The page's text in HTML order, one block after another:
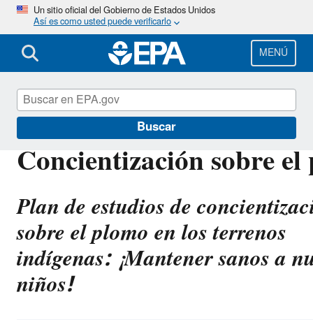
Pasar
al
contenido
principal
Un sitio oficial del Gobierno de Estados Unidos
Así es como usted puede verificarlo
MENÚ
Buscar
Concientización sobre
Plan de estudios de
sobre el plomo en los terrenos
indígenas: ¡Mantener sanos a
niños!
Plomo